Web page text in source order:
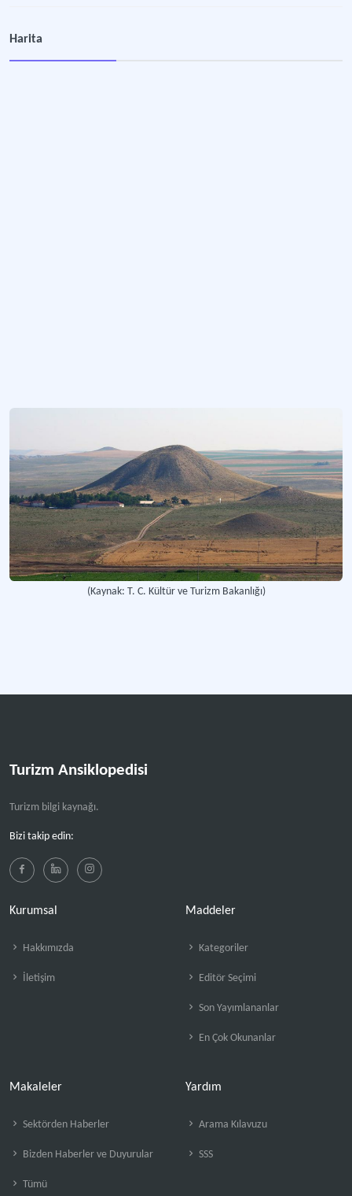
Harita
(Kaynak: T. C. Kültür ve Turizm Bakanlığı)
Turizm Ansiklopedisi
Turizm bilgi kaynağı.
Bizi takip edin:
Kurumsal
Hakkımızda
İletişim
Maddeler
Kategoriler
Editör Seçimi
Son Yayımlananlar
En Çok Okunanlar
Makaleler
Sektörden Haberler
Bizden Haberler ve Duyurular
Tümü
Yardım
Arama Kılavuzu
SSS